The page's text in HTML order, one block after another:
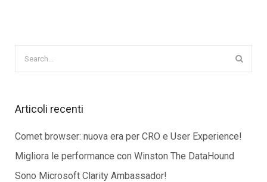
Articoli recenti
Comet browser: nuova era per CRO e User Experience!
Migliora le performance con Winston The DataHound
Sono Microsoft Clarity Ambassador!